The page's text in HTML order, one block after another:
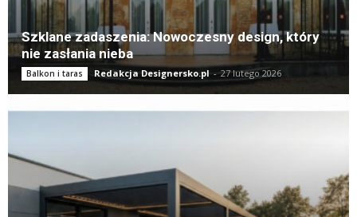
Szklane zadaszenia: Nowoczesny design, który
nie zasłania nieba
Balkon i taras Redakcja Designersko.pl - 27 lutego 2026